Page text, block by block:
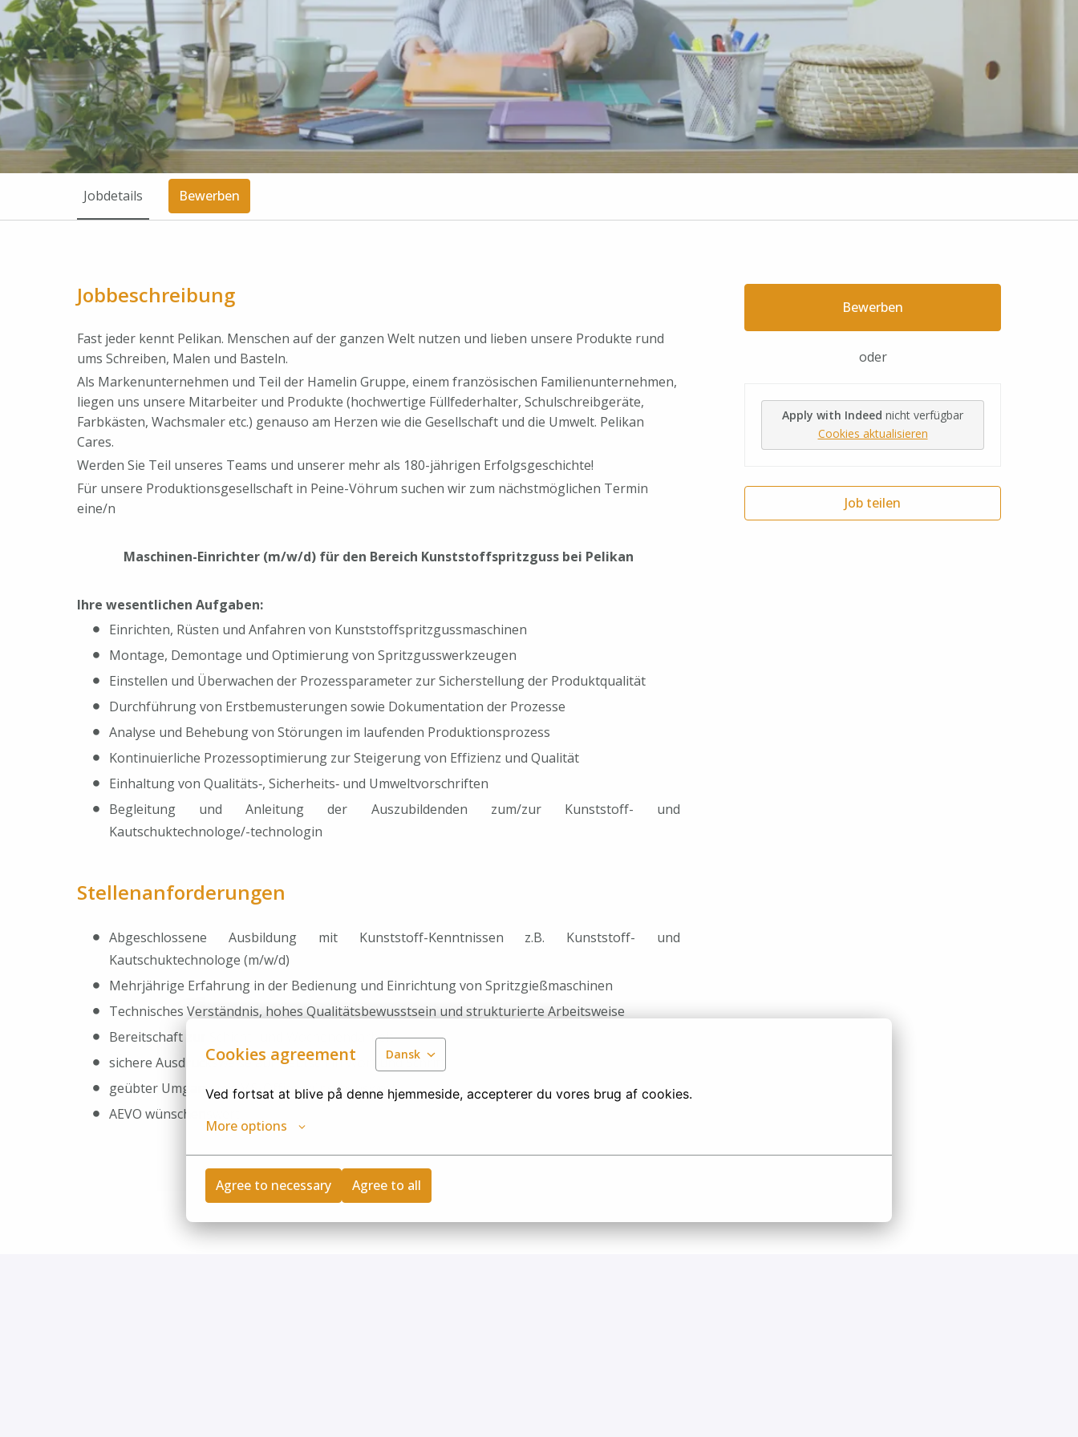
Cookies agreement Dansk
Ved fortsat at blive på denne hjemmeside, accepterer du vores brug af cookies.
More options
Agree to necessary Agree to all
Jobdetails Bewerben
Jobbeschreibung
Fast jeder kennt Pelikan. Menschen auf der ganzen Welt nutzen und lieben unsere Produkte rund
ums Schreiben, Malen und Basteln.
Als Markenunternehmen und Teil der Hamelin Gruppe, einem französischen Familienunternehmen,
liegen uns unsere Mitarbeiter und Produkte (hochwertige Füllfederhalter, Schulschreibgeräte,
Farbkästen, Wachsmaler etc.) genauso am Herzen wie die Gesellschaft und die Umwelt. Pelikan
Cares.
Werden Sie Teil unseres Teams und unserer mehr als 180-jährigen Erfolgsgeschichte!
Für unsere Produktionsgesellschaft in Peine-Vöhrum suchen wir zum nächstmöglichen Termin
eine/n
Maschinen-Einrichter (m/w/d) für den Bereich Kunststoffspritzguss bei Pelikan
Ihre wesentlichen Aufgaben:
Einrichten, Rüsten und Anfahren von Kunststoffspritzgussmaschinen
Montage, Demontage und Optimierung von Spritzgusswerkzeugen
Einstellen und Überwachen der Prozessparameter zur Sicherstellung der Produktqualität
Durchführung von Erstbemusterungen sowie Dokumentation der Prozesse
Analyse und Behebung von Störungen im laufenden Produktionsprozess
Kontinuierliche Prozessoptimierung zur Steigerung von Effizienz und Qualität
Einhaltung von Qualitäts‑, Sicherheits‑ und Umweltvorschriften
Begleitung und Anleitung der Auszubildenden zum/zur Kunststoff- und
Kautschuktechnologe/-technologin
Stellenanforderungen
Abgeschlossene Ausbildung mit Kunststoff-Kenntnissen z.B. Kunststoff- und
Kautschuktechnologe (m/w/d)
Mehrjährige Erfahrung in der Bedienung und Einrichtung von Spritzgießmaschinen
Technisches Verständnis, hohes Qualitätsbewusstsein und strukturierte Arbeitsweise
Bereitschaft zur Schicht- und Wochenendarbeit
sichere Ausdrucksweise auf Deutsch in Wort und Schrift
geübter Umgang mit MS-Office wünschenswert
AEVO wünschenswert
Bewerben
oder
Apply with Indeed nicht verfügbar
Cookies aktualisieren
Job teilen